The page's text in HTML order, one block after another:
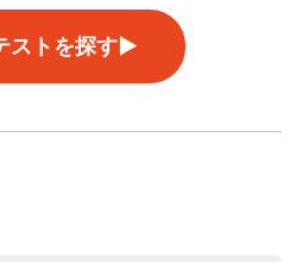
ストを探す▶︎